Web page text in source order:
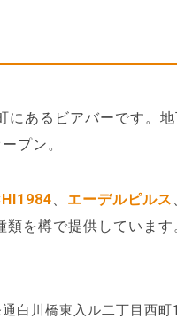
にあるビアバーです。
プン。
エーデルピルス
類を樽で提供しています
白川橋東入ル二丁目西